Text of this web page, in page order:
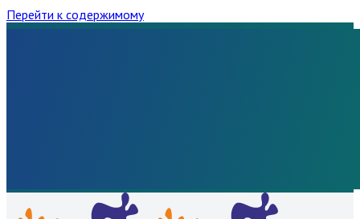
Перейти к содержимому